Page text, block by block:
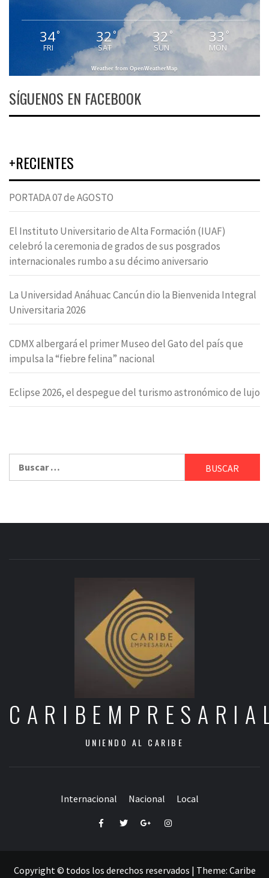
34°
FRI
32°
SAT
32 °
SUN
33 °
MON
Weather from OpenWeatherMap
SÍGUENOS EN FACEBOOK
+RECIENTES
PORTADA 07 de AGOSTO
El Instituto Universitario de Alta Formación (IUAF)
celebró la ceremonia de grados de sus posgrados
internacionales rumbo a su décimo aniversario
La Universidad Anáhuac Cancún dio la Bienvenida Integral
Universitaria 2026
CDMX albergará el primer Museo del Gato del país que
impulsa la “fiebre felina” nacional
Eclipse 2026, el despegue del turismo astronómico de lujo
UNIENDO AL CARIBE
Internacional Nacional Local
FacebookTwitterGoogle+Instagram
Copyright © todos los derechos reservados | Theme: Caribe